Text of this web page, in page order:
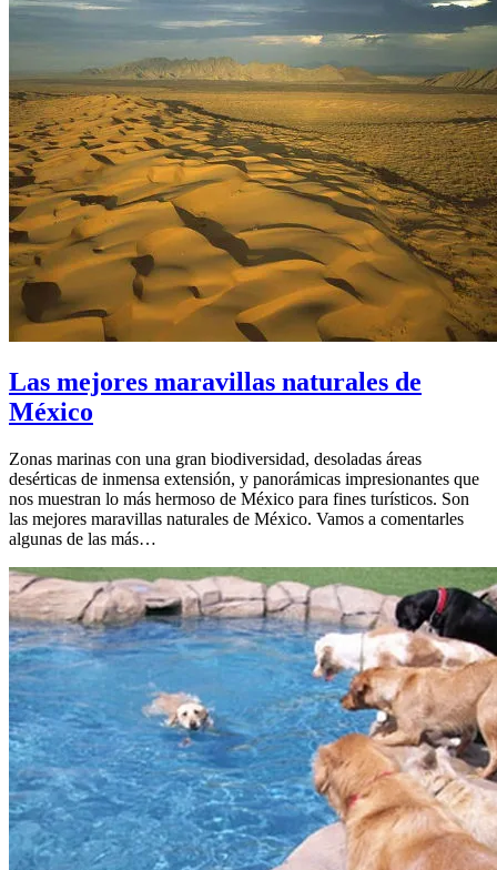
Las mejores maravillas naturales de
México
Zonas marinas con una gran biodiversidad, desoladas áreas
desérticas de inmensa extensión, y panorámicas impresionantes que
nos muestran lo más hermoso de México para fines turísticos. Son
las mejores maravillas naturales de México. Vamos a comentarles
algunas de las más…